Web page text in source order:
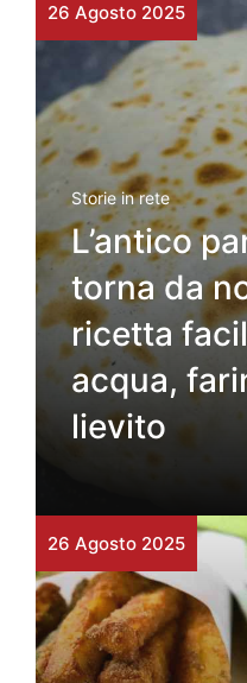
26 Agosto 2025
Storie in rete
L’antico
torna da
ricetta
acqua,
lievito
26 Agosto 2025